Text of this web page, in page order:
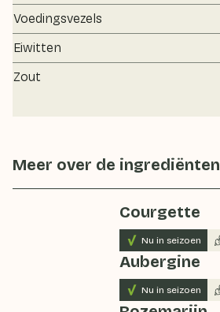
Voedingsvezels
Eiwitten
Zout
Meer over de ingrediënten
Courgette
Nu in seizoen
Aubergine
Nu in seizoen